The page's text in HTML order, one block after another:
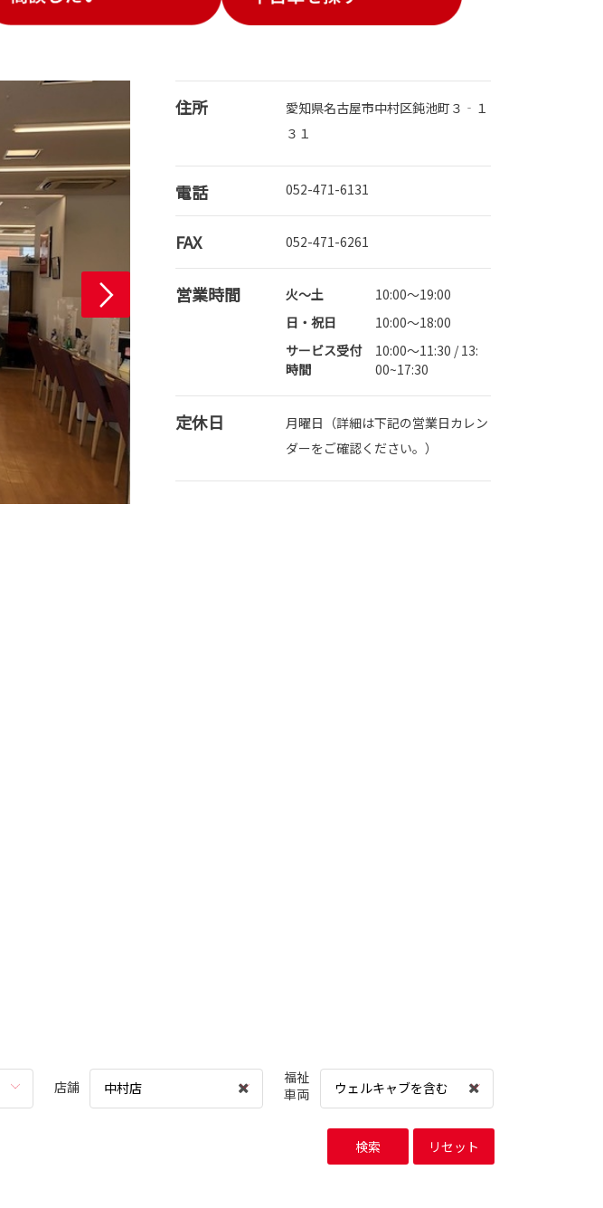
住所
愛知県名古屋市中村区鈍池町３‐１
３１
電話 052-471-6131
FAX 052-471-6261
営業時間 火～土
10:00～19:00
日・祝日
10:00～18:00
サービス受付
時間
10:00～11:30 / 13:
00~17:30
定休日
月曜日（詳細は下記の営業日カレン
ダーをご確認ください。）
店舗 中村店
福祉
車両
ウェルキャブを含む
検索 リセット